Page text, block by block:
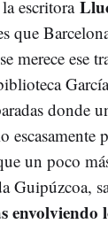
escritora
que
merece ese
donde
escasamente
un poco
Guipúzcoa,
envolviendo